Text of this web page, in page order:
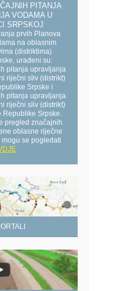
PITANJA
VODAMA U
SRPSKOJ
prvih Planova
na oblasnim
(distriktima)
urađeni su:
pitanja upravljanja
riječni sliv (distrikt)
Srpske i
pitanja upravljanja
riječni sliv (distrikt)
Republike Srpske.
pregled značajnih
oblasne riječne
se pogledati